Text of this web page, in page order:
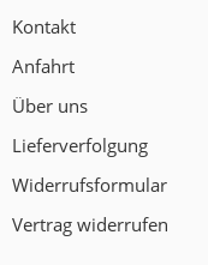
Kontakt
Anfahrt
Über uns
Lieferverfolgung
Widerrufsformular
Vertrag widerrufen